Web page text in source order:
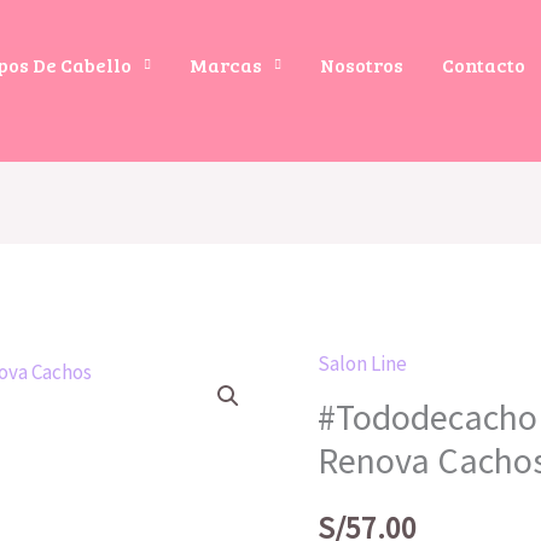
De Cabello Marcas Nosotros
Contacto
Salon Line
Renova
S/57.00